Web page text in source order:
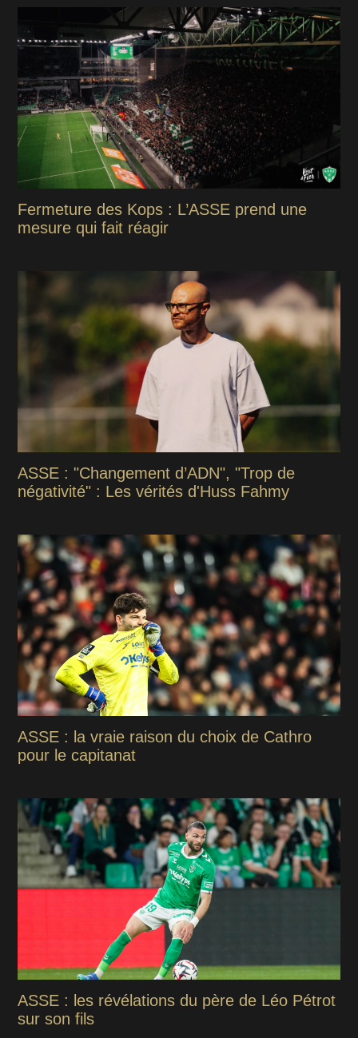
Fermeture des Kops : L’ASSE prend une
mesure qui fait réagir
ASSE : "Changement d’ADN", "Trop de
négativité" : Les vérités d'Huss Fahmy
ASSE : la vraie raison du choix de Cathro
pour le capitanat
ASSE : les révélations du père de Léo Pétrot
sur son fils